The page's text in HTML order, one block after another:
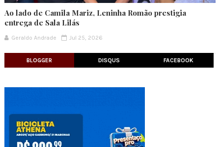
Ao lado de Camila Mariz, Leninha Romão prestigia
entrega de Sala Lilás
Geraldo Andrade Jul 25, 2026
BLOGGER DISQUS FACEBOOK